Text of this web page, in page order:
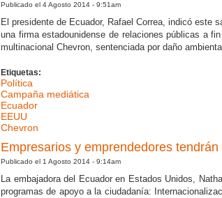
Publicado el 4 Agosto 2014 - 9:51am
El presidente de Ecuador, Rafael Correa, indicó este
una firma estadounidense de relaciones públicas a
multinacional Chevron, sentenciada por daño
Etiquetas:
Política
Campaña mediática
Ecuador
EEUU
Chevron
Empresarios y emprendedores
Publicado el 1 Agosto 2014 - 9:14am
La embajadora del Ecuador en Estados Unidos,
programas de apoyo a la ciudadanía: